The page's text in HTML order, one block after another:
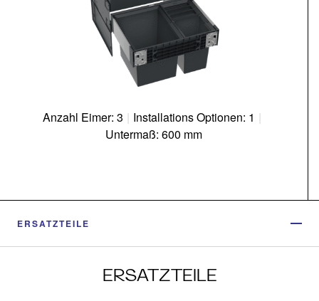
Anzahl Eimer: 3 | Installations Optionen: 1 |
Untermaß: 600 mm
ERSATZTEILE
ERSATZTEILE